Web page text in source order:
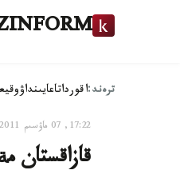
ترەند:اقورداتاعايىنداۋ
17:22, 07 ماۋسىم 2011
قازاقستان